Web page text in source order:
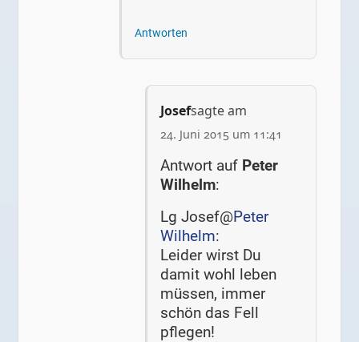
Antworten
Josefsagte am
24. Juni 2015 um 11:41
Antwort auf Peter
Wilhelm:
Lg Josef@Peter
Wilhelm:
Leider wirst Du
damit wohl leben
müssen, immer
schön das Fell
pflegen!